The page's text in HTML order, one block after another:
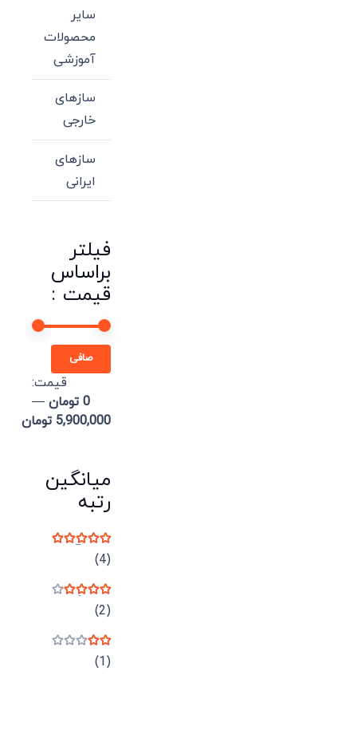
سایر
محصولات
آموزشی
سازهای
خارجی
سازهای
ایرانی
فیلتر
براساس
قیمت :
صافی
قيمت:
0 تومان
—
5,900,000 تومان
میانگین
رتبه
نمره(4)
نمره(2)
نمره(1)